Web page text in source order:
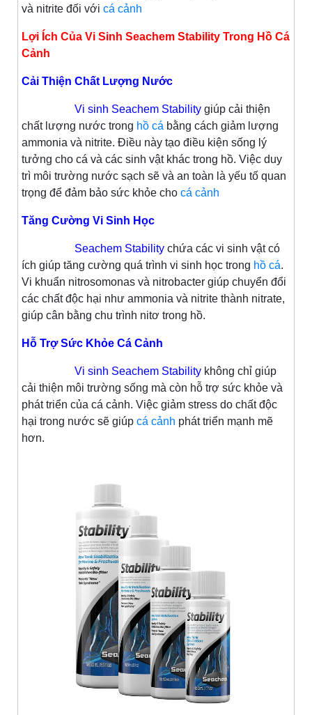
và nitrite đối với cá cảnh
Lợi Ích Của Vi Sinh Seachem Stability Trong Hồ Cá
Cảnh
Cải Thiện Chất Lượng Nước
Vi sinh Seachem Stability giúp cải thiện
chất lượng nước trong hồ cá bằng cách giảm lượng
ammonia và nitrite. Điều này tạo điều kiện sống lý
tưởng cho cá và các sinh vật khác trong hồ. Việc duy
trì môi trường nước sạch sẽ và an toàn là yếu tố quan
trọng để đảm bảo sức khỏe cho cá cảnh
Tăng Cường Vi Sinh Học
Seachem Stability chứa các vi sinh vật có
ích giúp tăng cường quá trình vi sinh học trong hồ cá.
Vi khuẩn nitrosomonas và nitrobacter giúp chuyển đổi
các chất độc hại như ammonia và nitrite thành nitrate,
giúp cân bằng chu trình nitơ trong hồ.
Hỗ Trợ Sức Khỏe Cá Cảnh
Vi sinh Seachem Stability không chỉ giúp
cải thiện môi trường sống mà còn hỗ trợ sức khỏe và
phát triển của cá cảnh. Việc giảm stress do chất độc
hại trong nước sẽ giúp cá cảnh phát triển mạnh mẽ
hơn.